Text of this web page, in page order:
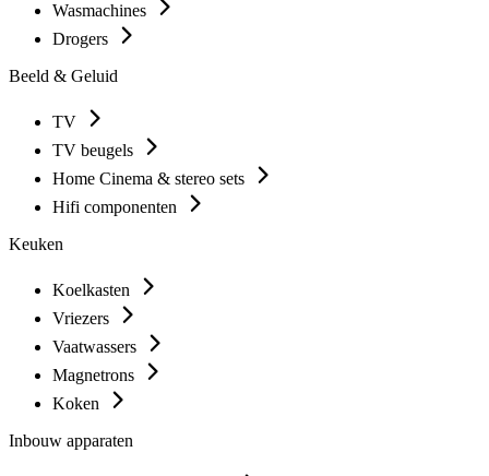
Wasmachines
Drogers
Beeld & Geluid
TV
TV beugels
Home Cinema & stereo sets
Hifi componenten
Keuken
Koelkasten
Vriezers
Vaatwassers
Magnetrons
Koken
Inbouw apparaten